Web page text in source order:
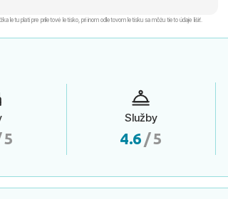
letu platí pre príletové letisko, pri inom odletovom letisku sa môžu tieto údaje líšiť.
5
Služby
4.6 / 5